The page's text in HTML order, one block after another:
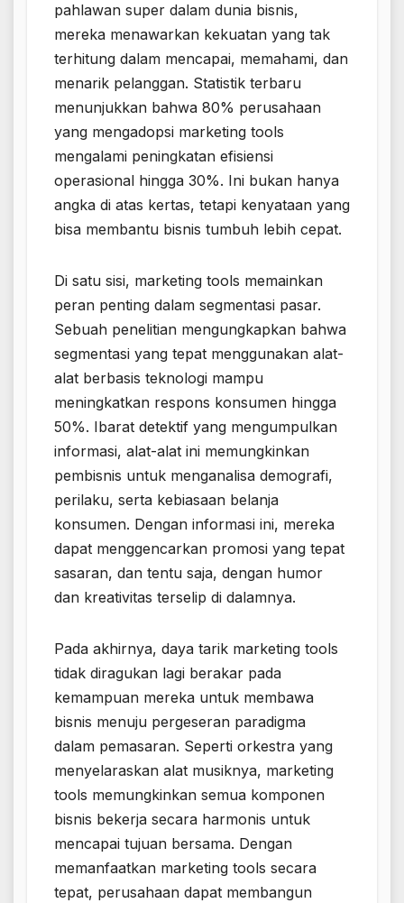
pahlawan super dalam dunia bisnis,
mereka menawarkan kekuatan yang tak
terhitung dalam mencapai, memahami, dan
menarik pelanggan. Statistik terbaru
menunjukkan bahwa 80% perusahaan
yang mengadopsi marketing tools
mengalami peningkatan efisiensi
operasional hingga 30%. Ini bukan hanya
angka di atas kertas, tetapi kenyataan yang
bisa membantu bisnis tumbuh lebih cepat.
Di satu sisi, marketing tools memainkan
peran penting dalam segmentasi pasar.
Sebuah penelitian mengungkapkan bahwa
segmentasi yang tepat menggunakan alat-
alat berbasis teknologi mampu
meningkatkan respons konsumen hingga
50%. Ibarat detektif yang mengumpulkan
informasi, alat-alat ini memungkinkan
pembisnis untuk menganalisa demografi,
perilaku, serta kebiasaan belanja
konsumen. Dengan informasi ini, mereka
dapat menggencarkan promosi yang tepat
sasaran, dan tentu saja, dengan humor
dan kreativitas terselip di dalamnya.
Pada akhirnya, daya tarik marketing tools
tidak diragukan lagi berakar pada
kemampuan mereka untuk membawa
bisnis menuju pergeseran paradigma
dalam pemasaran. Seperti orkestra yang
menyelaraskan alat musiknya, marketing
tools memungkinkan semua komponen
bisnis bekerja secara harmonis untuk
mencapai tujuan bersama. Dengan
memanfaatkan marketing tools secara
tepat, perusahaan dapat membangun